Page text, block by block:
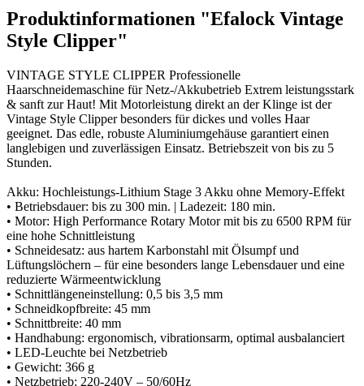
Produktinformationen "Efalock Vintage
Style Clipper"
VINTAGE STYLE CLIPPER Professionelle
Haarschneidemaschine für Netz-/Akkubetrieb Extrem leistungsstark
& sanft zur Haut! Mit Motorleistung direkt an der Klinge ist der
Vintage Style Clipper besonders für dickes und volles Haar
geeignet. Das edle, robuste Aluminiumgehäuse garantiert einen
langlebigen und zuverlässigen Einsatz. Betriebszeit von bis zu 5
Stunden.
Akku: Hochleistungs-Lithium Stage 3 Akku ohne Memory-Effekt
• Betriebsdauer: bis zu 300 min. | Ladezeit: 180 min.
• Motor: High Performance Rotary Motor mit bis zu 6500 RPM für
eine hohe Schnittleistung
• Schneidesatz: aus hartem Karbonstahl mit Ölsumpf und
Lüftungslöchern – für eine besonders lange Lebensdauer und eine
reduzierte Wärmeentwicklung
• Schnittlängeneinstellung: 0,5 bis 3,5 mm
• Schneidkopfbreite: 45 mm
• Schnittbreite: 40 mm
• Handhabung: ergonomisch, vibrationsarm, optimal ausbalanciert
• LED-Leuchte bei Netzbetrieb
• Gewicht: 366 g
• Netzbetrieb: 220-240V – 50/60Hz